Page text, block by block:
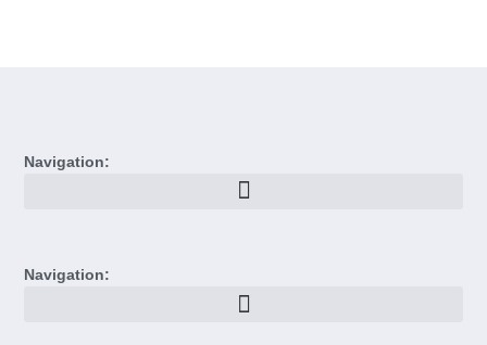
Navigation:
Navigation: